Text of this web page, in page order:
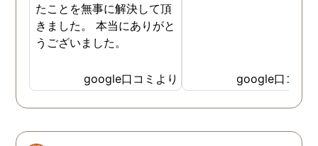
たことを無事に解決して頂
きました。 本当にありがと
うございました。
google口コミより google口コミ